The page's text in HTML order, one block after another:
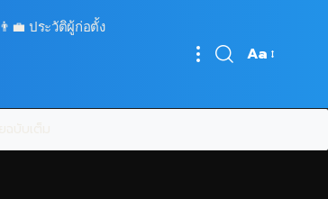
👨‍💼 ประวัติผู้ก่อตั้ง
Font
Aa